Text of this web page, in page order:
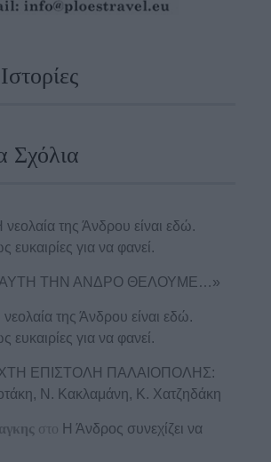
Σχόλια
νεολαία της Άνδρου είναι εδώ.
ευκαιρίες για να φανεί.
ΤΗΝ ΑΝΔΡΟ ΘΕΛΟΥΜΕ…»
νεολαία της Άνδρου είναι εδώ.
ευκαιρίες για να φανεί.
ΕΠΙΣΤΟΛΗ ΠΑΛΑΙΟΠΟΛΗΣ:
N. Κακλαμάνη, K. Χατζηδάκη
στο Η Άνδρος συνεχίζει να